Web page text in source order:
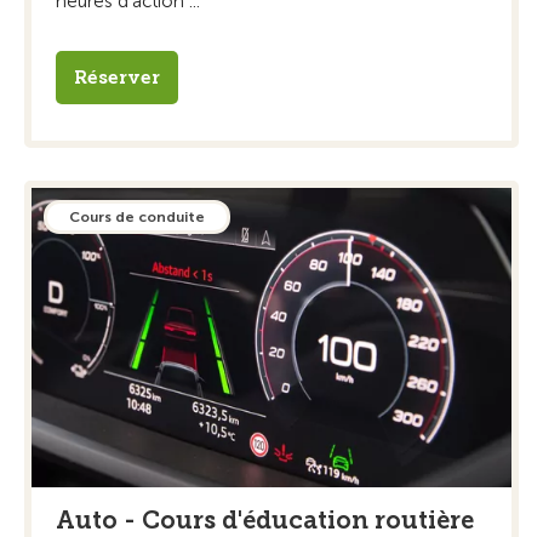
Réserver
Cours de conduite
Auto - Cours d'éducation routière